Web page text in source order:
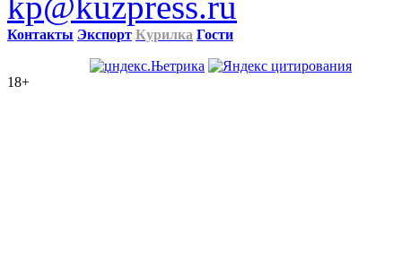
Контакты Экспорт Курилка Гости
18+